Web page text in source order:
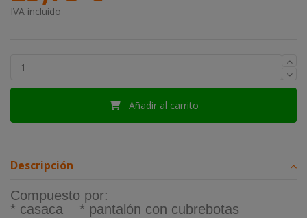
IVA incluido
Añadir al carrito
Descripción
Compuesto por:
* casaca * pantalón con cubrebotas